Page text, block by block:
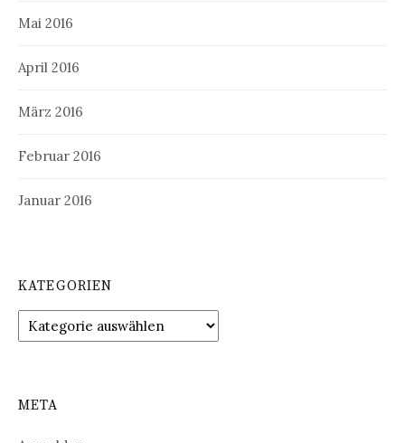
Mai 2016
April 2016
März 2016
Februar 2016
Januar 2016
KATEGORIEN
Kategorien
META